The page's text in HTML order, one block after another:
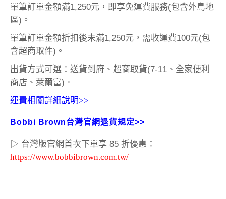
單筆訂單金額滿1,250元，即享免運費服務(包含外島地
區)。
單筆訂單金額折扣後未滿1,250元，需收運費100元(包
含超商取件)。
出貨方式可選：送貨到府、超商取貨(7-11、全家便利
商店、萊爾富)。
運費相關詳細說明>>
Bobbi Brown台灣官網退貨規定>>
▷ 台灣版官網首次下單享 85 折優惠：
https://www.bobbibrown.com.tw/